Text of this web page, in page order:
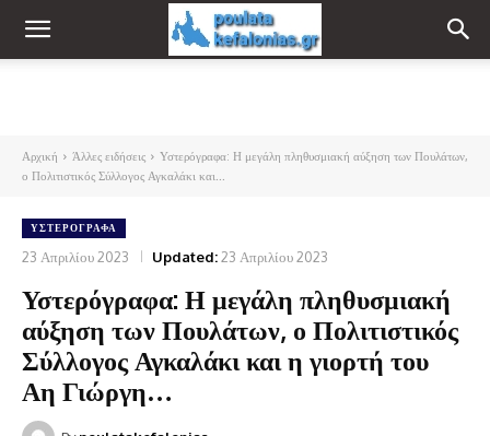
Αρχική Άλλες ειδήσεις
Υστερόγραφα: Η μεγάλη πληθυσμιακή αύξηση των Πουλάτων,
ο Πολιτιστικός Σύλλογος Αγκαλάκι και...
ΥΣΤΕΡΌΓΡΑΦΑ
23 Απριλίου 2023 Updated:23 Απριλίου 2023
Υστερόγραφα: Η μεγάλη πληθυσμιακή
αύξηση των Πουλάτων, ο Πολιτιστικός
Σύλλογος Αγκαλάκι και η γιορτή του
Αη Γιώργη…